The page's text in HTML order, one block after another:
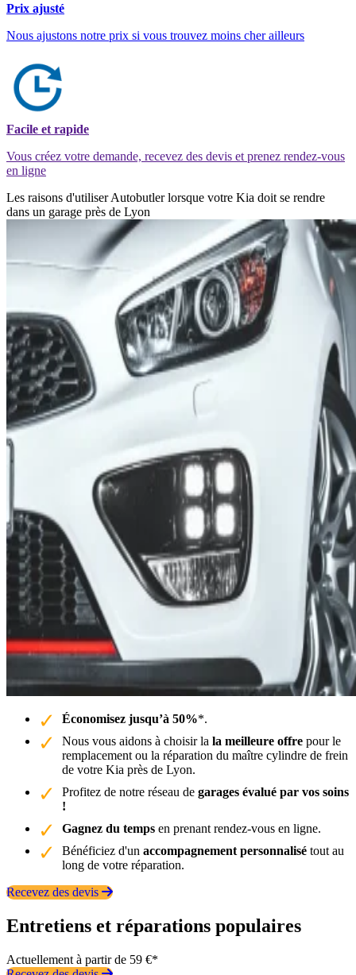
Prix ajusté
Nous ajustons notre prix si vous trouvez moins cher ailleurs
Facile et rapide
Vous créez votre demande, recevez des devis et prenez rendez-vous
en ligne
Les raisons d'utiliser Autobutler lorsque votre Kia doit se rendre
dans un garage près de Lyon
Économisez jusqu’à 50%*.
Nous vous aidons à choisir la la meilleure offre pour le
remplacement ou la réparation du maître cylindre de frein
de votre Kia près de Lyon.
Profitez de notre réseau de garages évalué par vos soins
!
Gagnez du temps en prenant rendez-vous en ligne.
Bénéficiez d'un accompagnement personnalisé tout au
long de votre réparation.
Recevez des devis
Entretiens et réparations populaires
Actuellement à partir de 59 €*